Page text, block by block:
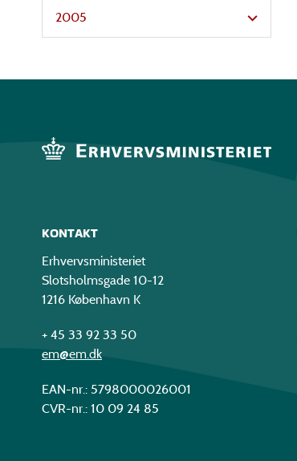
2005
KONTAKT
Erhvervsministeriet
Slotsholmsgade 10-12
1216 København K
+ 45 33 92 33 50
em@em.dk
EAN-nr.: 5798000026001
CVR-nr.: 10 09 24 85